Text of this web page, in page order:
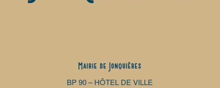
Mairie de Jonquières
BP 90 – HÔTEL DE VILLE